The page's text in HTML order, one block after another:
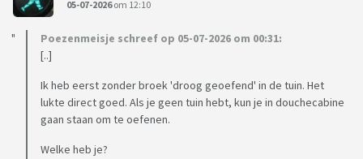
05-07-2026om 12:10
Poezenmeisje schreef op 05-07-2026 om 00:31:
[..]
Ik heb eerst zonder broek 'droog geoefend' in de tuin. Het
lukte direct goed. Als je geen tuin hebt, kun je in douchecabine
gaan staan om te oefenen.
Welke heb je?